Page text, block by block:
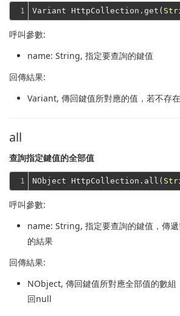
1 Variant HttpCollection.get(
呼叫參數:
name: String, 指定要查詢的鍵值
回傳結果:
Variant, 傳回鍵值所對應的值，若不存
all
查詢指定鍵值的全部值
1 NObject HttpCollection.all(
呼叫參數:
name: String, 指定要查詢的鍵值，傳
的結果
回傳結果:
NObject, 傳回鍵值所對應全部值的數
回null